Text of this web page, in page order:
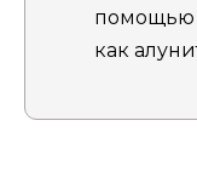
помощью
как